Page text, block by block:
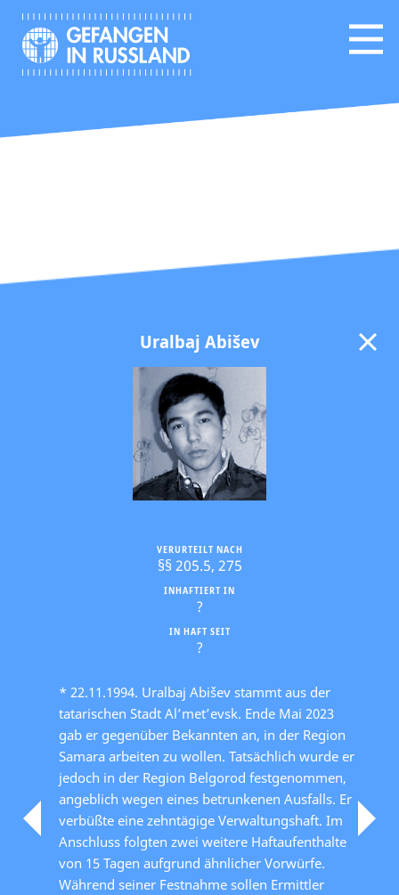
Uralbaj Abišev
IN HAFT SEIT
?
INHAFTIERT IN
?
VERURTEILT NACH
§§ 205.5, 275
* 22.11.1994. Uralbaj Abišev stammt aus der
tatarischen Stadt Al’met’evsk. Ende Mai 2023
gab er gegenüber Bekannten an, in der Region
Samara arbeiten zu wollen. Tatsächlich wurde er
jedoch in der Region Belgorod festgenommen,
angeblich wegen eines betrunkenen Ausfalls. Er
verbüßte eine zehntägige Verwaltungshaft. Im
Anschluss folgten zwei weitere Haftaufenthalte
von 15 Tagen aufgrund ähnlicher Vorwürfe.
Während seiner Festnahme sollen Ermittler